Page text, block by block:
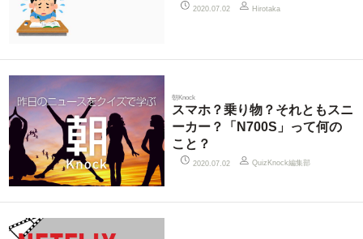
2020.07.02 Hirotaka
朝Knock
スマホ？乗り物？それともスニ
ーカー？「N700S」って何の
こと？
2020.07.02 QuizKnock編集部